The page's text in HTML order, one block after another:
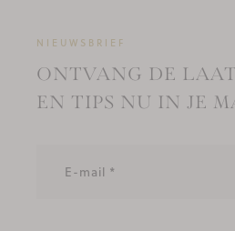
NIEUWSBRIEF
ONTVANG DE
EN TIPS NU IN JE